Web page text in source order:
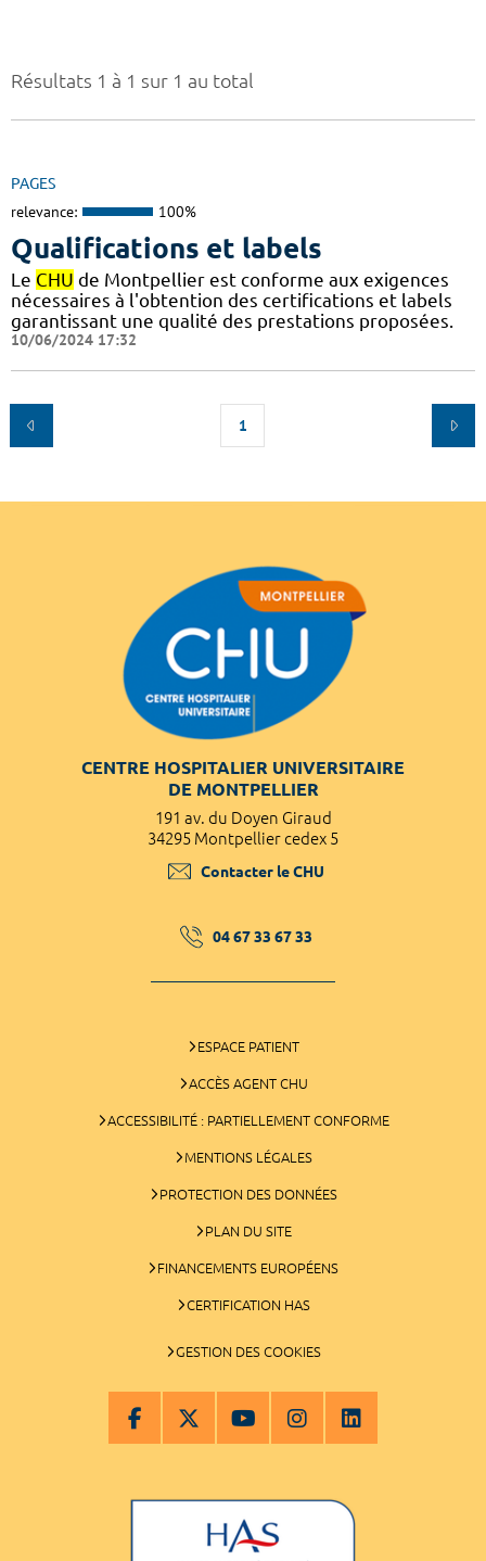
Résultats 1 à 1 sur 1 au total
PAGES
relevance: 100%
Qualifications et labels
Le CHU de Montpellier est conforme aux exigences
nécessaires à l'obtention des certifications et labels
garantissant une qualité des prestations proposées.
10/06/2024 17:32
1
CENTRE HOSPITALIER UNIVERSITAIRE
DE MONTPELLIER
191 av. du Doyen Giraud
34295 Montpellier cedex 5
Contacter le CHU
04 67 33 67 33
ESPACE PATIENT
ACCÈS AGENT CHU
ACCESSIBILITÉ : PARTIELLEMENT CONFORME
MENTIONS LÉGALES
PROTECTION DES DONNÉES
PLAN DU SITE
FINANCEMENTS EUROPÉENS
CERTIFICATION HAS
GESTION DES COOKIES